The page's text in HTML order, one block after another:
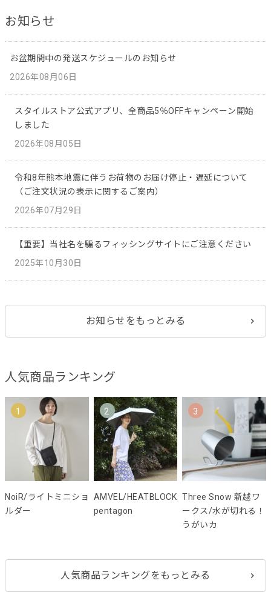
お知らせ
お盆期間中の発送スケジュールのお知らせ
2026年08月06日
スタイルストア公式アプリ、全商品5％OFFキャンペーン開始
しました
2026年08月05日
令和8年熊本地震に伴うお荷物のお届け停止・遅延について
（ご注文状況の表示に関するご案内）
2026年07月29日
【重要】当社名を騙るフィッシングサイトにご注意ください
2025年10月30日
お知らせをもっとみる
人気商品ランキング
1
NoiR/ライトミニショ
ルダー
2
AMVEL/HEATBLOCK
pentagon
3
Three Snow 新越ワ
ークス/水が切れる！
うがいカ
人気商品ランキングをもっとみる